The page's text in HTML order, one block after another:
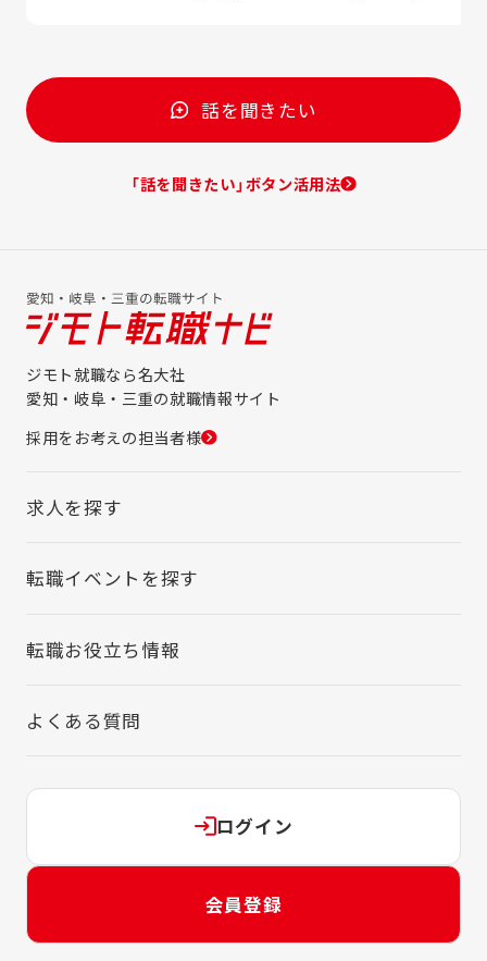
話を聞きたい
「話を聞きたい」ボタン活用法
ジモト就職なら名大社
愛知・岐阜・三重の就職情報サイト
採用をお考えの担当者様
求人を探す
転職イベントを探す
転職お役立ち情報
よくある質問
ログイン
会員登録